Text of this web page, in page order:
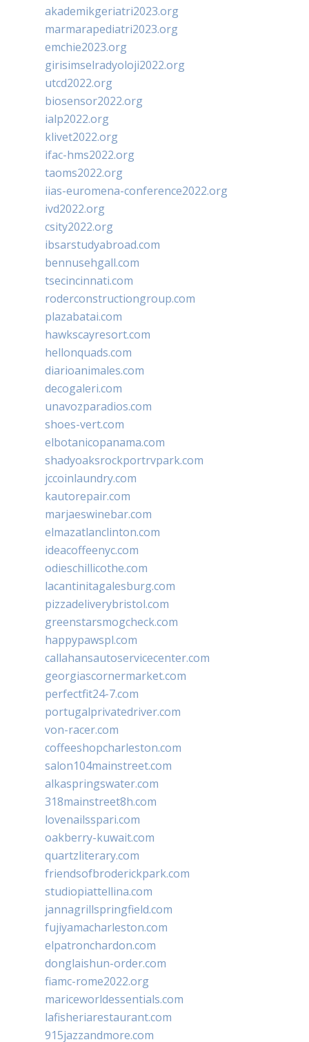
akademikgeriatri2023.org
marmarapediatri2023.org
emchie2023.org
girisimselradyoloji2022.org
utcd2022.org
biosensor2022.org
ialp2022.org
klivet2022.org
ifac-hms2022.org
taoms2022.org
iias-euromena-conference2022.org
ivd2022.org
csity2022.org
ibsarstudyabroad.com
bennusehgall.com
tsecincinnati.com
roderconstructiongroup.com
plazabatai.com
hawkscayresort.com
hellonquads.com
diarioanimales.com
decogaleri.com
unavozparadios.com
shoes-vert.com
elbotanicopanama.com
shadyoaksrockportrvpark.com
jccoinlaundry.com
kautorepair.com
marjaeswinebar.com
elmazatlanclinton.com
ideacoffeenyc.com
odieschillicothe.com
lacantinitagalesburg.com
pizzadeliverybristol.com
greenstarsmogcheck.com
happypawspl.com
callahansautoservicecenter.com
georgiascornermarket.com
perfectfit24-7.com
portugalprivatedriver.com
von-racer.com
coffeeshopcharleston.com
salon104mainstreet.com
alkaspringswater.com
318mainstreet8h.com
lovenailsspari.com
oakberry-kuwait.com
quartzliterary.com
friendsofbroderickpark.com
studiopiattellina.com
jannagrillspringfield.com
fujiyamacharleston.com
elpatronchardon.com
donglaishun-order.com
fiamc-rome2022.org
mariceworldessentials.com
lafisheriarestaurant.com
915jazzandmore.com